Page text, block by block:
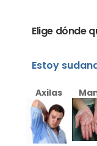
Elige dónde
Estoy
Axilas